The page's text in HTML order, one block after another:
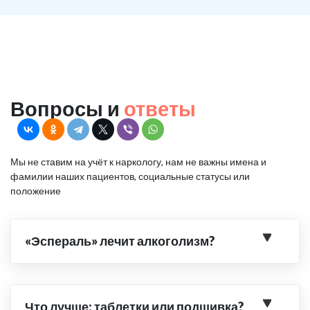
Вопросы и ответы
Мы не ставим на учёт к наркологу, нам не важны имена и
фамилии наших пациентов, социальные статусы или
положение
«Эспераль» лечит алкоголизм?
Что лучше: таблетки или подшивка?